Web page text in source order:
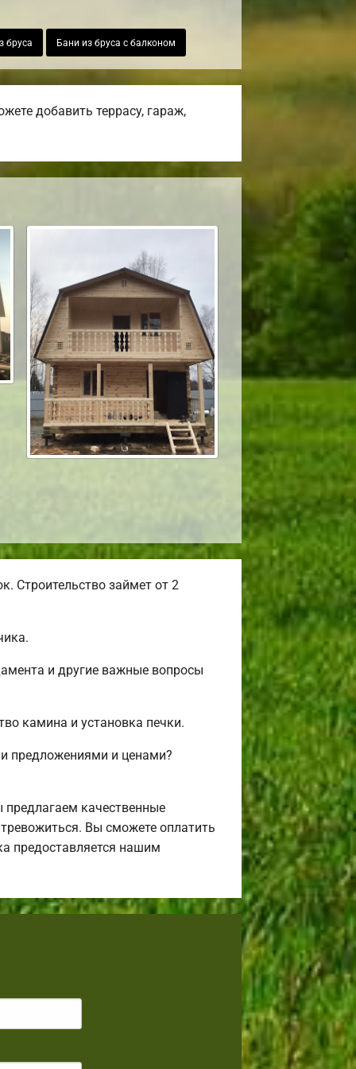
бруса Бани из бруса с балконом
добавить террасу, гараж,
Строительство займет от 2
и другие важные вопросы
камина и установка печки.
предложениями и ценами?
качественные
Вы сможете оплатить
предоставляется нашим